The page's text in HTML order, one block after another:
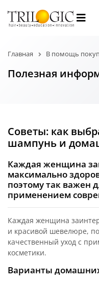
Главная В помощь
Полезная
Советы: как
шампунь и
Каждая женщина
максимально
поэтому так важен
применением
Каждая женщина
и красивой шевелюре,
качественный уход с
косметики.
Варианты